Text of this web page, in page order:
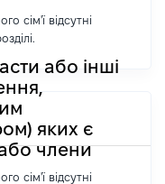
сім'ї відсутні
або інші
яких є
члени
сім'ї відсутні